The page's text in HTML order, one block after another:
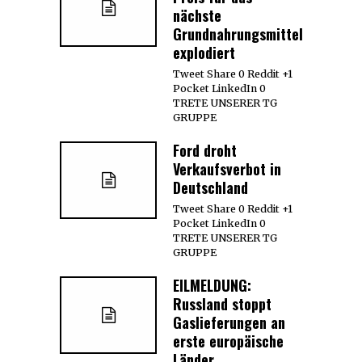
nächste
Grundnahrungsmittel
explodiert
Tweet Share 0 Reddit +1
Pocket LinkedIn 0
TRETE UNSERER TG
GRUPPE
Ford droht
Verkaufsverbot in
Deutschland
Tweet Share 0 Reddit +1
Pocket LinkedIn 0
TRETE UNSERER TG
GRUPPE
EILMELDUNG:
Russland stoppt
Gaslieferungen an
erste europäische